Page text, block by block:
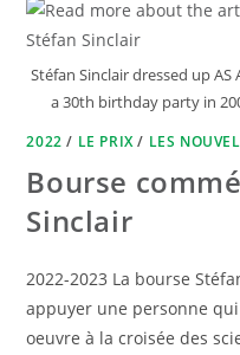
Stéfan Sinclair dressed up AS
a 30th birthday party in
2022 / LE PRIX/ LES
Bourse
Sinclair
2022-2023 La bourse
appuyer une personne
oeuvre à la croisée des